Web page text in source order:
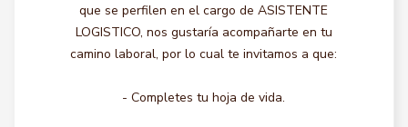
que se perfilen en el cargo de ASISTENTE
LOGISTICO, nos gustaría acompañarte en tu
camino laboral, por lo cual te invitamos a que:
- Completes tu hoja de vida.